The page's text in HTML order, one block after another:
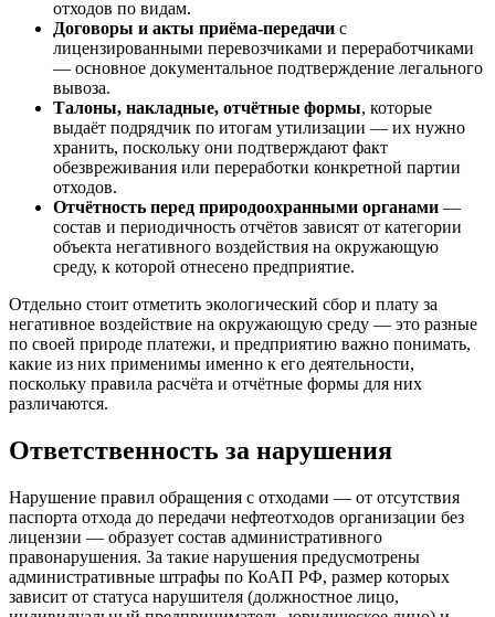
отходов по видам.
Договоры и акты приёма-передачи с
лицензированными перевозчиками и переработчиками
— основное документальное подтверждение легального
вывоза.
Талоны, накладные, отчётные формы, которые
выдаёт подрядчик по итогам утилизации — их нужно
хранить, поскольку они подтверждают факт
обезвреживания или переработки конкретной партии
отходов.
Отчётность перед природоохранными органами —
состав и периодичность отчётов зависят от категории
объекта негативного воздействия на окружающую
среду, к которой отнесено предприятие.
Отдельно стоит отметить экологический сбор и плату за
негативное воздействие на окружающую среду — это разные
по своей природе платежи, и предприятию важно понимать,
какие из них применимы именно к его деятельности,
поскольку правила расчёта и отчётные формы для них
различаются.
Ответственность за нарушения
Нарушение правил обращения с отходами — от отсутствия
паспорта отхода до передачи нефтеотходов организации без
лицензии — образует состав административного
правонарушения. За такие нарушения предусмотрены
административные штрафы по КоАП РФ, размер которых
зависит от статуса нарушителя (должностное лицо,